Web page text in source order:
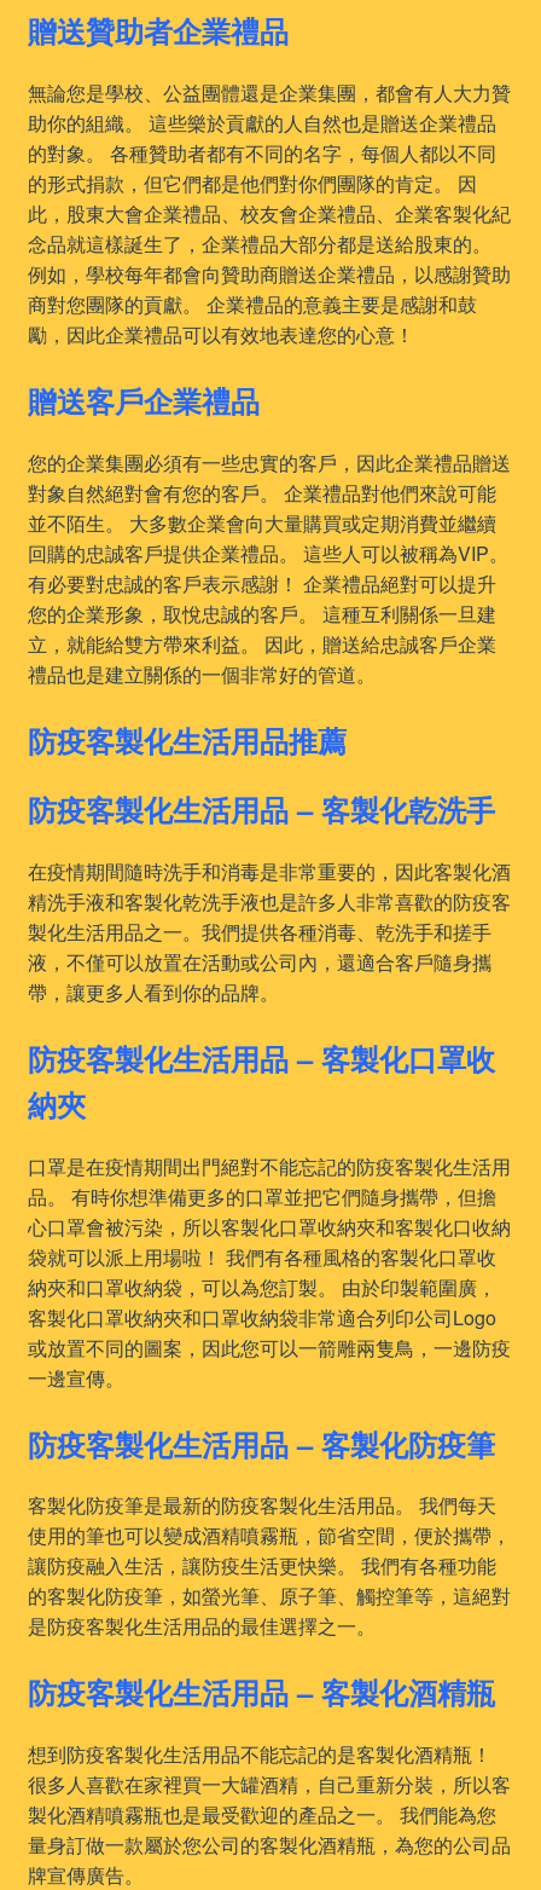
贈送贊助者企業禮品
無論您是學校、公益團體還是企業集團，都會有人大力贊
助你的組織。 這些樂於貢獻的人自然也是贈送企業禮品
的對象。 各種贊助者都有不同的名字，每個人都以不同
的形式捐款，但它們都是他們對你們團隊的肯定。 因
此，股東大會企業禮品、校友會企業禮品、企業客製化紀
念品就這樣誕生了，企業禮品大部分都是送給股東的。
例如，學校每年都會向贊助商贈送企業禮品，以感謝贊助
商對您團隊的貢獻。 企業禮品的意義主要是感謝和鼓
勵，因此企業禮品可以有效地表達您的心意！
贈送客戶企業禮品
您的企業集團必須有一些忠實的客戶，因此企業禮品贈送
對象自然絕對會有您的客戶。 企業禮品對他們來說可能
並不陌生。 大多數企業會向大量購買或定期消費並繼續
回購的忠誠客戶提供企業禮品。 這些人可以被稱為VIP。
有必要對忠誠的客戶表示感謝！ 企業禮品絕對可以提升
您的企業形象，取悅忠誠的客戶。 這種互利關係一旦建
立，就能給雙方帶來利益。 因此，贈送給忠誠客戶企業
禮品也是建立關係的一個非常好的管道。
防疫客製化生活用品推薦
防疫客製化生活用品 – 客製化乾洗手
在疫情期間隨時洗手和消毒是非常重要的，因此客製化酒
精洗手液和客製化乾洗手液也是許多人非常喜歡的防疫客
製化生活用品之一。我們提供各種消毒、乾洗手和搓手
液，不僅可以放置在活動或公司內，還適合客戶隨身攜
帶，讓更多人看到你的品牌。
防疫客製化生活用品 – 客製化口罩收
納夾
口罩是在疫情期間出門絕對不能忘記的防疫客製化生活用
品。 有時你想準備更多的口罩並把它們隨身攜帶，但擔
心口罩會被污染，所以客製化口罩收納夾和客製化口收納
袋就可以派上用場啦！ 我們有各種風格的客製化口罩收
納夾和口罩收納袋，可以為您訂製。 由於印製範圍廣，
客製化口罩收納夾和口罩收納袋非常適合列印公司Logo
或放置不同的圖案，因此您可以一箭雕兩隻鳥，一邊防疫
一邊宣傳。
防疫客製化生活用品 – 客製化防疫筆
客製化防疫筆是最新的防疫客製化生活用品。 我們每天
使用的筆也可以變成酒精噴霧瓶，節省空間，便於攜帶，
讓防疫融入生活，讓防疫生活更快樂。 我們有各種功能
的客製化防疫筆，如螢光筆、原子筆、觸控筆等，這絕對
是防疫客製化生活用品的最佳選擇之一。
防疫客製化生活用品 – 客製化酒精瓶
想到防疫客製化生活用品不能忘記的是客製化酒精瓶！
很多人喜歡在家裡買一大罐酒精，自己重新分裝，所以客
製化酒精噴霧瓶也是最受歡迎的產品之一。 我們能為您
量身訂做一款屬於您公司的客製化酒精瓶，為您的公司品
牌宣傳廣告。